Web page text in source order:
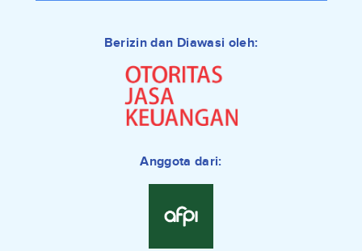
Berizin dan Diawasi oleh:
Anggota dari: